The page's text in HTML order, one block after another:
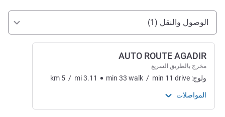
الوصول والتنقل
الوصول والنقل (1)
AUTO ROUTE AGADIR
مخرج بالطريق السريع
ولوج: km 5 / mi3.11 min 33 walk / min 11 drive
المواصلات